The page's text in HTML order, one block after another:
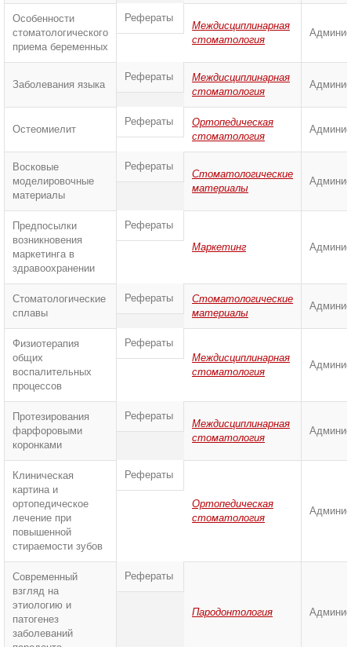
Особенности
стоматологического
приема беременных
Рефераты
Междисциплинарная
стоматология
Заболевания языка
Рефераты
Междисциплинарная
стоматология
Остеомиелит
Рефераты
Ортопедическая
стоматология
Восковые
моделировочные
материалы
Рефераты
Стоматологические
материалы
Предпосылки
возникновения
маркетинга в
здравоохранении
Рефераты
Маркетинг
Стоматологические
сплавы
Рефераты
Стоматологические
материалы
Физиотерапия
общих
воспалительных
процессов
Рефераты
Междисциплинарная
стоматология
Протезирования
фарфоровыми
коронками
Рефераты
Междисциплинарная
стоматология
Клиническая
картина и
ортопедическое
лечение при
повышенной
стираемости зубов
Рефераты
Ортопедическая
стоматология
Современный
взгляд на
этиологию и
патогенез
заболеваний
Рефераты
Пародонтология